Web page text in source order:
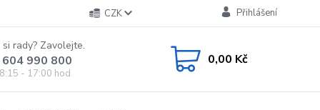
CZK Přihlášení
rady? Zavolejte.
990 800
- 17:00 hod
0,00 Kč